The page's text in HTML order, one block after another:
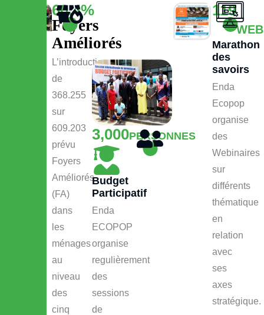
60.4%
Foyers
Améliorés
L’introduction
de
368.255
sur
609.203
prévu
Foyers
Améliorés
(FA)
dans
les
ménages
au
niveau
des
cinq
3,000PERSONNES
Budget
Participatif
Enda
ECOPOP
organise
regulièrement
des
sessions
de
119
Marathon
des
savoirs
Enda
Ecopop
organise
des
Webinaires
sur
différents
thématique
en
relation
avec
ses
axes
stratégique.